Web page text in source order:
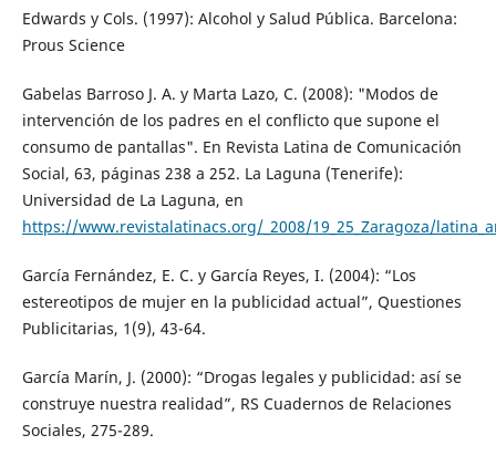
Edwards y Cols. (1997): Alcohol y Salud Pública. Barcelona:
Prous Science
Gabelas Barroso J. A. y Marta Lazo, C. (2008): "Modos de
intervención de los padres en el conflicto que supone el
consumo de pantallas". En Revista Latina de Comunicación
Social, 63, páginas 238 a 252. La Laguna (Tenerife):
Universidad de La Laguna, en
https://www.revistalatinacs.org/_2008/19_25_Zaragoza/
García Fernández, E. C. y García Reyes, I. (2004): “Los
estereotipos de mujer en la publicidad actual”, Questiones
Publicitarias, 1(9), 43-64.
García Marín, J. (2000): “Drogas legales y publicidad: así se
construye nuestra realidad”, RS Cuadernos de Relaciones
Sociales, 275-289.